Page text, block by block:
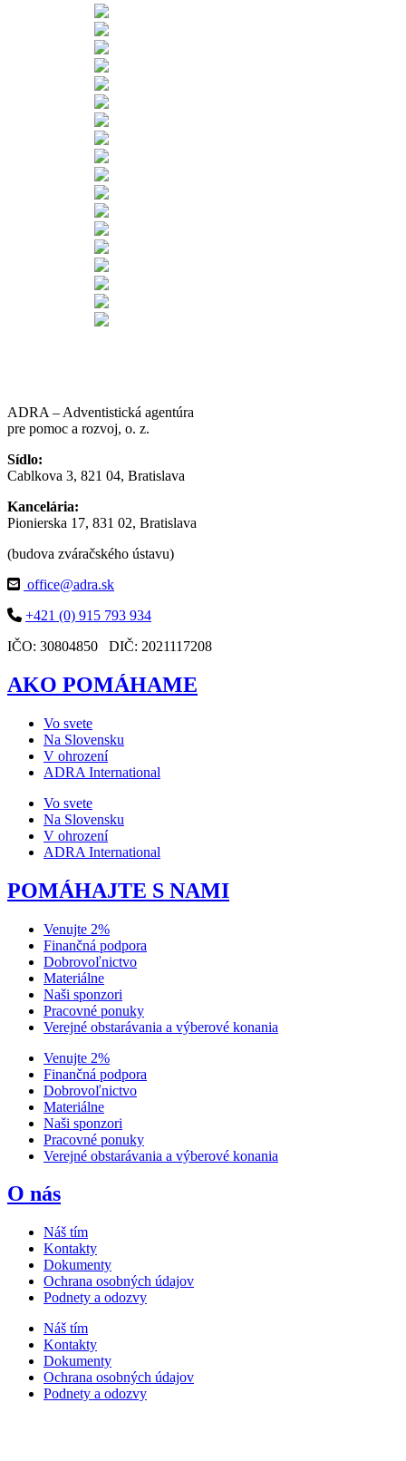
ADRA – Adventistická agentúra
pre pomoc a rozvoj, o. z.
Sídlo:
Cablkova 3, 821 04, Bratislava
Kancelária:
Pionierska 17, 831 02, Bratislava
(budova zváračského ústavu)
office@adra.sk
+421 (0) 915 793 934
IČO: 30804850 DIČ: 2021117208
AKO POMÁHAME
Vo svete
Na Slovensku
V ohrození
ADRA International
Vo svete
Na Slovensku
V ohrození
ADRA International
POMÁHAJTE S NAMI
Venujte 2%
Finančná podpora
Dobrovoľnictvo
Materiálne
Naši sponzori
Pracovné ponuky
Verejné obstarávania a výberové konania
Venujte 2%
Finančná podpora
Dobrovoľnictvo
Materiálne
Naši sponzori
Pracovné ponuky
Verejné obstarávania a výberové konania
O nás
Náš tím
Kontakty
Dokumenty
Ochrana osobných údajov
Podnety a odozvy
Náš tím
Kontakty
Dokumenty
Ochrana osobných údajov
Podnety a odozvy